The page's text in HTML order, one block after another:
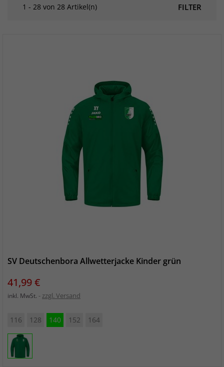
FILTER
1 - 28 von 28 Artikel(n)
SV Deutschenbora Allwetterjacke Kinder grün
Preis
41,99 €
inkl. MwSt. zzgl. Versand
116 128 140 152 164